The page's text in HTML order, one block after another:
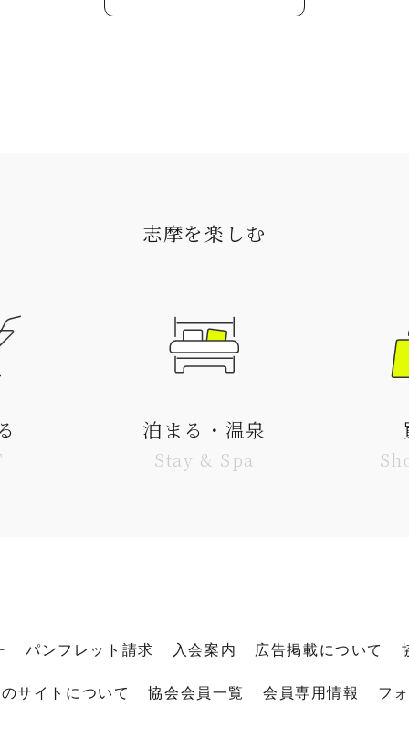
志摩を楽しむ
泊まる・温泉
Stay & Spa
パンフレット請求 入会案内 広告掲載について
のサイトについて 協会会員一覧 会員専用情報 フ